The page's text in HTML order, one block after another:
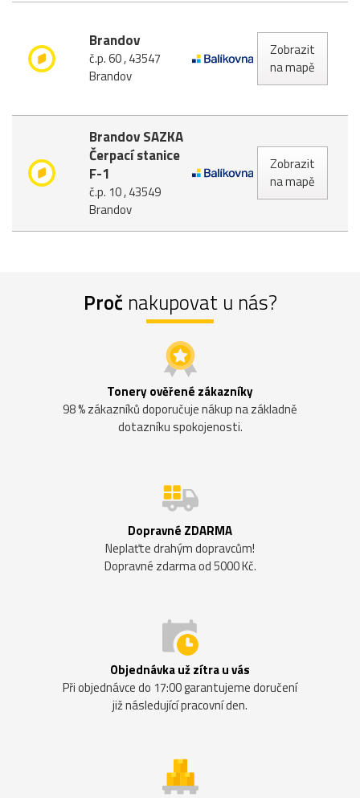
Brandov
č.p. 60 , 43547
Brandov
Zobrazit
na mapě
Brandov SAZKA
Čerpací stanice
F-1
č.p. 10 , 43549
Brandov
Zobrazit
na mapě
Proč nakupovat u nás?
Tonery ověřené zákazníky
98 % zákazníků doporučuje nákup na základně
dotazníku spokojenosti.
Dopravné ZDARMA
Neplaťte drahým dopravcům!
Dopravné zdarma od 5000 Kč.
Objednávka už zítra u vás
Při objednávce do 17:00 garantujeme doručení
již následující pracovní den.